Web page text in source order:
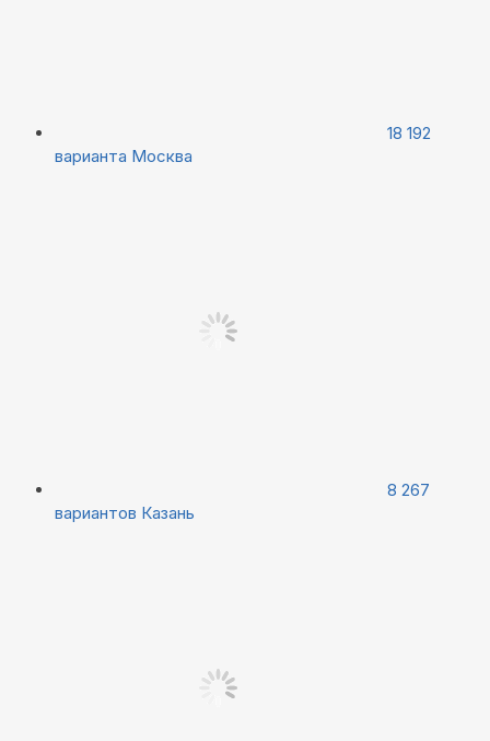
18 192
варианта Москва
8 267
вариантов Казань